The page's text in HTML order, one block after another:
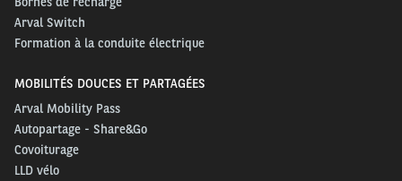
Arval Switch
Formation à la conduite électrique
MOBILITÉS DOUCES ET PARTAGÉES
Arval Mobility Pass
Autopartage - Share&Go
Covoiturage
LLD vélo